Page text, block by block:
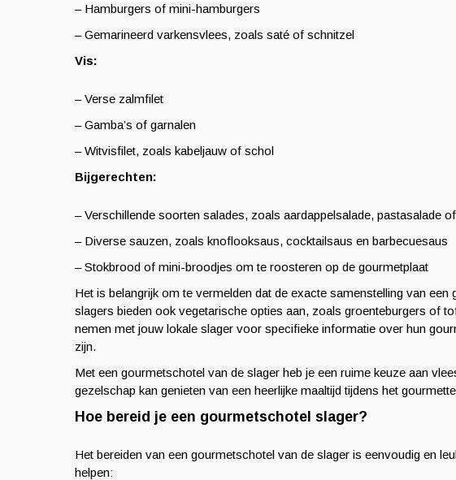
– Hamburgers of mini-hamburgers
– Gemarineerd varkensvlees, zoals saté of schnitzel
Vis:
– Verse zalmfilet
– Gamba’s of garnalen
– Witvisfilet, zoals kabeljauw of schol
Bijgerechten:
– Verschillende soorten salades, zoals aardappelsalade, pastasalade
– Diverse sauzen, zoals knoflooksaus, cocktailsaus en barbecuesaus
– Stokbrood of mini-broodjes om te roosteren op de gourmetplaat
Het is belangrijk om te vermelden dat de exacte samenstelling van
slagers bieden ook vegetarische opties aan, zoals groenteburgers of
nemen met jouw lokale slager voor specifieke informatie over hun
zijn.
Met een gourmetschotel van de slager heb je een ruime keuze aan
gezelschap kan genieten van een heerlijke maaltijd tijdens het
Hoe bereid je een gourmetschotel slager?
Het bereiden van een gourmetschotel van de slager is eenvoudig en
helpen: